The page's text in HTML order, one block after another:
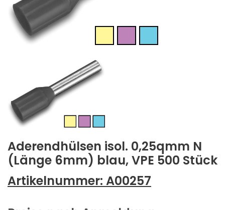
Aderendhülsen isol. 0,25qmm N
(Länge 6mm) blau, VPE 500 Stück
Artikelnummer: A00257